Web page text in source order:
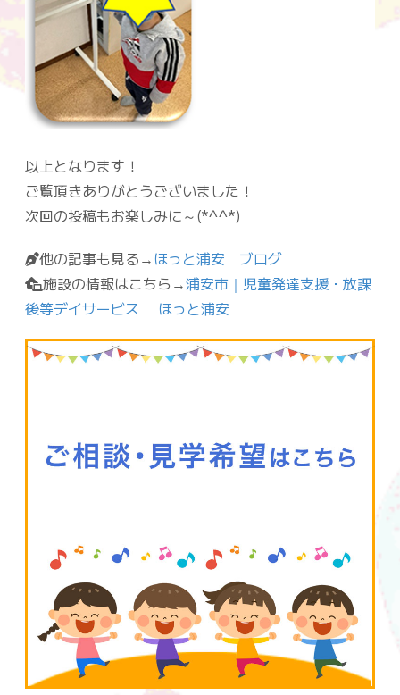
以上となります！
ご覧頂きありがとうございました！
次回の投稿もお楽しみに～(*^^*)
他の記事も見る→ほっと浦安 ブログ
施設の情報はこちら→浦安市｜児童発達支援・放課
後等デイサービス ほっと浦安